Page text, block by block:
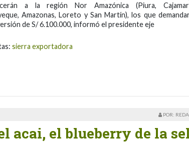
a la región Nor Amazónica (Piura,
Amazonas, Loreto y San Martín), los que
de S/ 6.100.000, informó el presidente eje
sierra exportadora
POR:
acai, el blueberry de la